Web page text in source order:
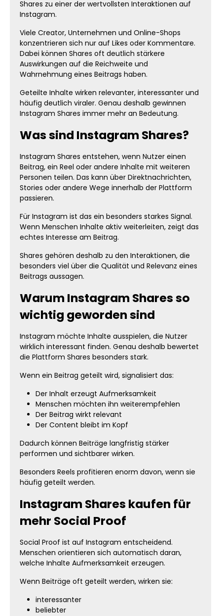
Shares zu einer der wertvollsten Interaktionen auf
Instagram.
Viele Creator, Unternehmen und Online-Shops
konzentrieren sich nur auf Likes oder Kommentare.
Dabei können Shares oft deutlich stärkere
Auswirkungen auf die Reichweite und
Wahrnehmung eines Beitrags haben.
Geteilte Inhalte wirken relevanter, interessanter und
häufig deutlich viraler. Genau deshalb gewinnen
Instagram Shares immer mehr an Bedeutung.
Was sind Instagram Shares?
Instagram Shares entstehen, wenn Nutzer einen
Beitrag, ein Reel oder andere Inhalte mit weiteren
Personen teilen. Das kann über Direktnachrichten,
Stories oder andere Wege innerhalb der Plattform
passieren.
Für Instagram ist das ein besonders starkes Signal.
Wenn Menschen Inhalte aktiv weiterleiten, zeigt das
echtes Interesse am Beitrag.
Shares gehören deshalb zu den Interaktionen, die
besonders viel über die Qualität und Relevanz eines
Beitrags aussagen.
Warum Instagram Shares so
wichtig geworden sind
Instagram möchte Inhalte ausspielen, die Nutzer
wirklich interessant finden. Genau deshalb bewertet
die Plattform Shares besonders stark.
Wenn ein Beitrag geteilt wird, signalisiert das:
Der Inhalt erzeugt Aufmerksamkeit
Menschen möchten ihn weiterempfehlen
Der Beitrag wirkt relevant
Der Content bleibt im Kopf
Dadurch können Beiträge langfristig stärker
performen und sichtbarer wirken.
Besonders Reels profitieren enorm davon, wenn sie
häufig geteilt werden.
Instagram Shares kaufen für
mehr Social Proof
Social Proof ist auf Instagram entscheidend.
Menschen orientieren sich automatisch daran,
welche Inhalte Aufmerksamkeit erzeugen.
Wenn Beiträge oft geteilt werden, wirken sie:
interessanter
beliebter